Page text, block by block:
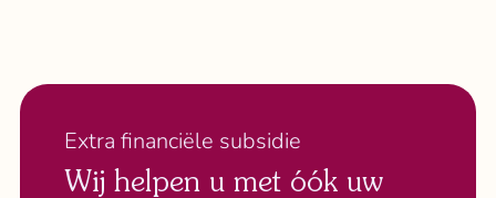
Extra financiële subsidie
Wij helpen u met óók uw